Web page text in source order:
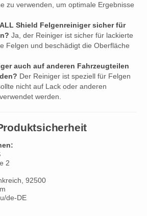
zu verwenden, um optimale Ergebnisse
Shield Felgenreiniger sicher für
Ja, der Reiniger ist sicher für lackierte
Felgen und beschädigt die Oberfläche
auch auf anderen Fahrzeugteilen
Der Reiniger ist speziell für Felgen
nicht auf Lack oder anderen
werden.
2
92500
de-DE